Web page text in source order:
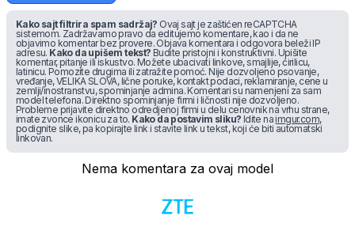
Kako sajt filtrira spam sadržaj? Ovaj sajt je zaštićen reCAPTCHA
sistemom. Zadržavamo pravo da editujemo komentare, kao i da ne
objavimo komentar bez provere. Objava komentara i odgovora beleži IP
adresu. Kako da upišem tekst? Budite pristojni i konstruktivni. Upišite
komentar, pitanje ili iskustvo. Možete ubacivati linkove, smajlije, ćirilicu,
latinicu. Pomozite drugima ili zatražite pomoć. Nije dozvoljeno psovanje,
vređanje, VELIKA SLOVA, lične poruke, kontakt podaci, reklamiranje, cene u
zemlji/inostranstvu, spominjanje admina. Komentari su namenjeni za sam
model telefona. Direktno spominjanje firmi i ličnosti nije dozvoljeno.
Probleme prijavite direktno odredjenoj firmi u delu cenovnik na vrhu strane,
imate zvonce ikonicu za to. Kako da postavim sliku? Idite na imgur.com,
podignite slike, pa kopirajte link i stavite link u tekst, koji će biti automatski
linkovan.
Nema komentara za ovaj model